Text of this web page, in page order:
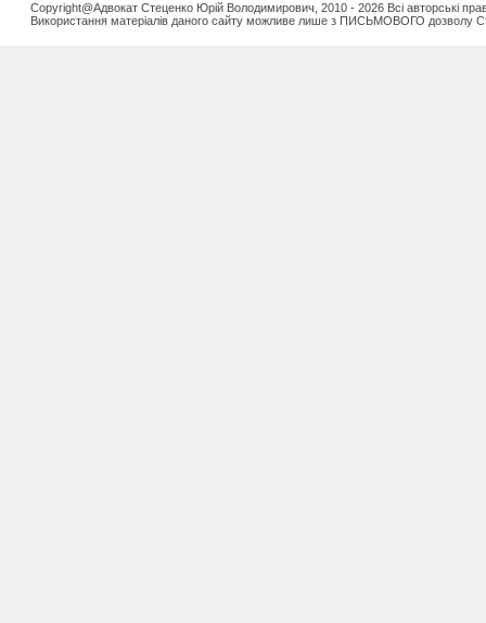
Copyright@Адвокат Стеценко Юрій Володимирович, 2010 - 2026 Всі авторські
Використання матеріалів даного сайту можливе лише з ПИСЬМОВОГО дозволу